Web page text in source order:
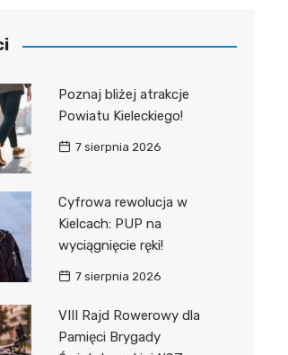
Poznaj bliżej atrakcje
Powiatu Kieleckiego!
7 sierpnia 2026
Cyfrowa rewolucja w
Kielcach: PUP na
wyciągnięcie ręki!
7 sierpnia 2026
VIII Rajd Rowerowy dla
Pamięci Brygady